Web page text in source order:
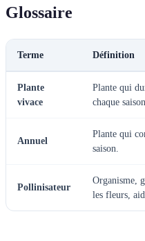
Glossaire
Terme Définition
Plante
vivace
Plante qui
chaque
Annuel
Plante qui
saison.
Pollinisateur
Organisme,
les fleurs,